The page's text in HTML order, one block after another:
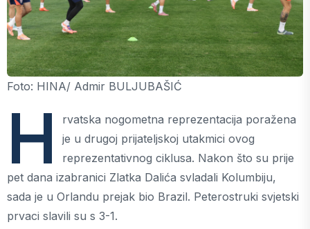
Foto: HINA/ Admir BULJUBAŠIĆ
H
rvatska nogometna reprezentacija poražena
je u drugoj prijateljskoj utakmici ovog
reprezentativnog ciklusa. Nakon što su prije
pet dana izabranici Zlatka Dalića svladali Kolumbiju,
sada je u Orlandu prejak bio Brazil. Peterostruki svjetski
prvaci slavili su s 3-1.